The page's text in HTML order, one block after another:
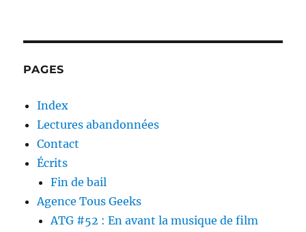
PAGES
Index
Lectures abandonnées
Contact
Écrits
Fin de bail
Agence Tous Geeks
ATG #52 : En avant la musique de film